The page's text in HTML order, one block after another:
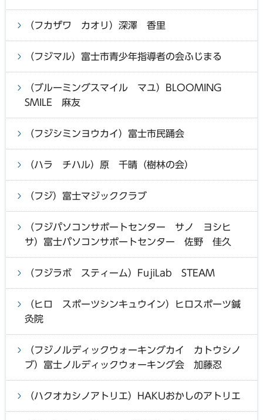
（フカザワ カオリ）深澤 香里
（フジマル）富士市青少年指導者の会ふじまる
（ブルーミングスマイル マユ）BLOOMING
SMILE 麻友
（フジシミンヨウカイ）富士市民踊会
（ハラ チハル）原 千晴（樹林の会）
（フジ）富士マジッククラブ
（フジパソコンサポートセンター サノ ヨシヒ
サ）富士パソコンサポートセンター 佐野 佳久
（フジラボ スティーム）FujiLab STEAM
（ヒロ スポーツシンキュウイン）ヒロスポーツ鍼
灸院
（フジノルディックウォーキングカイ カトウシノ
ブ）富士ノルディックウォーキング会 加藤忍
（ハクオカシノアトリエ）HAKUおかしのアトリエ